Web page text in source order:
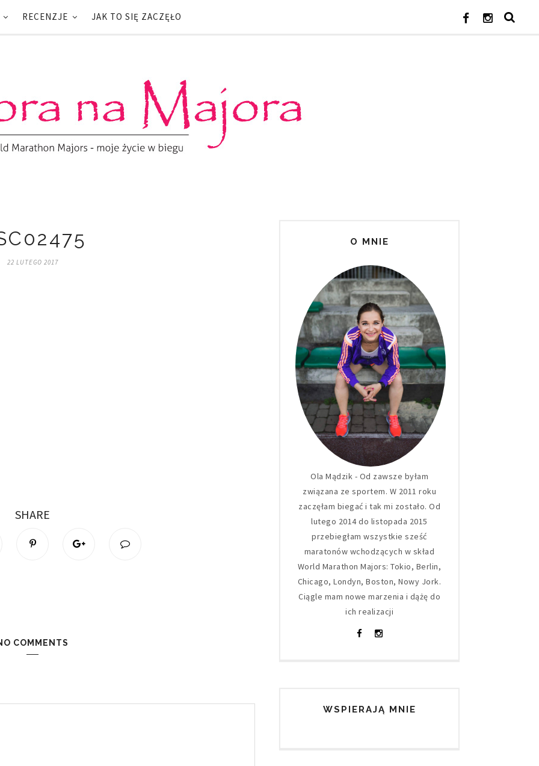
RECENZJE JAK TO SIĘ ZACZĘŁO
22 LUTEGO 2017
SHARE
COMMENTS
O MNIE
Ola Mądzik - Od zawsze byłam
związana ze sportem. W 2011 roku
zaczęłam biegać i tak mi zostało. Od
lutego 2014 do listopada 2015
przebiegłam wszystkie sześć
maratonów wchodzących w skład
World Marathon Majors: Tokio, Berlin,
Chicago, Londyn, Boston, Nowy Jork.
Ciągle mam nowe marzenia i dążę do
ich realizacji
WSPIERAJĄ MNIE